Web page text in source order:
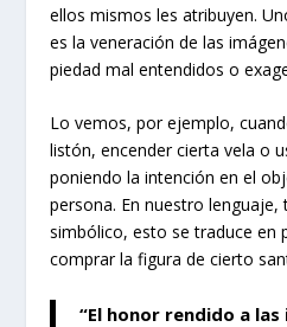
ellos mismos les atribuyen.
es la veneración de las
piedad mal entendidos o
Lo vemos, por ejemplo,
listón, encender cierta vela o
poniendo la intención en el
persona. En nuestro
simbólico, esto se traduce en
comprar la figura de cierto
“El honor rendido a